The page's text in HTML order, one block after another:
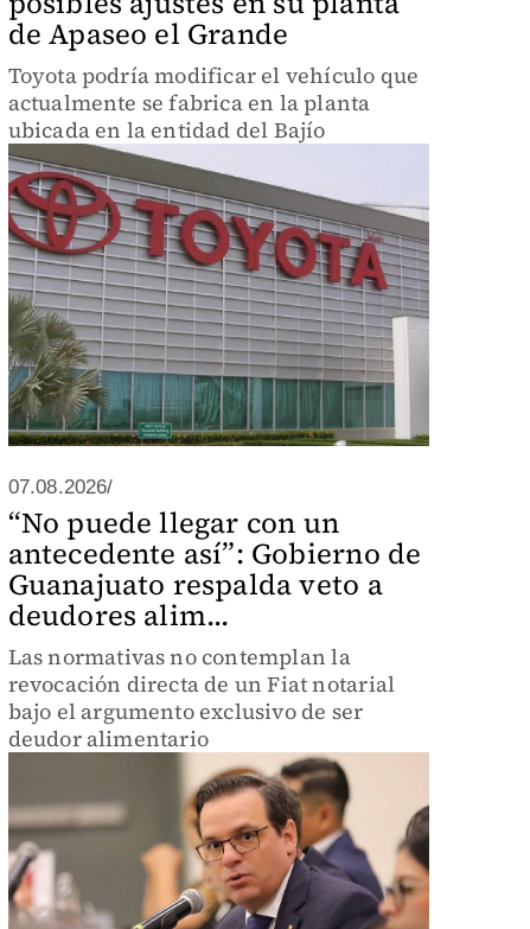
de Apaseo el Grande
Toyota podría modificar el vehículo que
actualmente se fabrica en la planta
ubicada en la entidad del Bajío
07.08.2026/
“No puede llegar con un
antecedente así”: Gobierno de
Guanajuato respalda veto a
deudores alim...
Las normativas no contemplan la
revocación directa de un Fiat notarial
bajo el argumento exclusivo de ser
deudor alimentario